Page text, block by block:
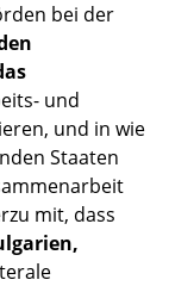
bei der
und
und in wie
Staaten
mit, dass